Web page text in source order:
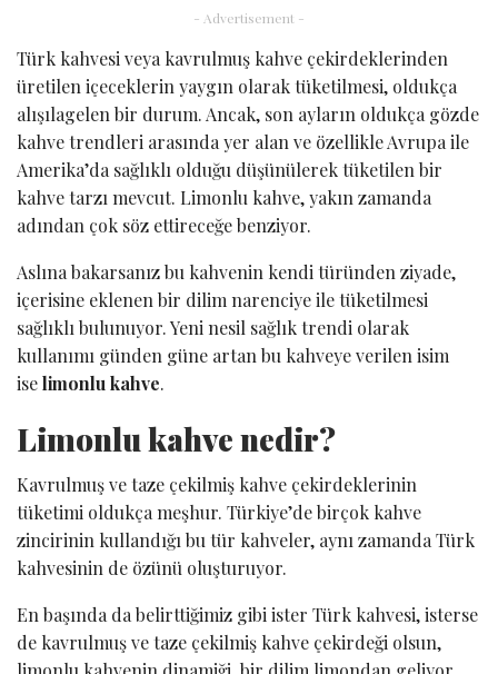
- Advertisement -
Türk kahvesi veya kavrulmuş kahve çekirdeklerinden
üretilen içeceklerin yaygın olarak tüketilmesi, oldukça
alışılagelen bir durum. Ancak, son ayların oldukça gözde
kahve trendleri arasında yer alan ve özellikle Avrupa ile
Amerika’da sağlıklı olduğu düşünülerek tüketilen bir
kahve tarzı mevcut. Limonlu kahve, yakın zamanda
adından çok söz ettireceğe benziyor.
Aslına bakarsanız bu kahvenin kendi türünden ziyade,
içerisine eklenen bir dilim narenciye ile tüketilmesi
sağlıklı bulunuyor. Yeni nesil sağlık trendi olarak
kullanımı günden güne artan bu kahveye verilen isim
iselimonlu kahve.
Limonlu kahve nedir?
Kavrulmuş ve taze çekilmiş kahve çekirdeklerinin
tüketimi oldukça meşhur. Türkiye’de birçok kahve
zincirinin kullandığı bu tür kahveler, aynı zamanda Türk
kahvesinin de özünü oluşturuyor.
En başında da belirttiğimiz gibi ister Türk kahvesi, isterse
de kavrulmuş ve taze çekilmiş kahve çekirdeği olsun,